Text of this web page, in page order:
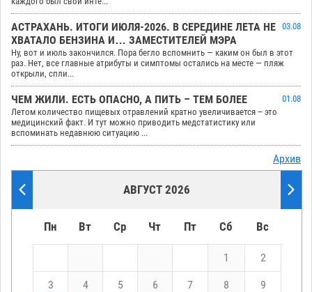
АСТРАХАНЬ. ИТОГИ ИЮЛЯ-2026. В СЕРЕДИНЕ ЛЕТА НЕ
ХВАТАЛО БЕНЗИНА И… ЗАМЕСТИТЕЛЕЙ МЭРА
03.08
Ну, вот и июль закончился. Пора бегло вспомнить — каким он был в этот
раз. Нет, все главные атрибуты и симптомы остались на месте — пляж
открыли, спли...
ЧЕМ ЖИЛИ. ЕСТЬ ОПАСНО, А ПИТЬ – ТЕМ БОЛЕЕ
01.08
Летом количество пищевых отравлений кратно увеличивается – это
медицинский факт. И тут можно приводить медстатистику или
вспоминать недавнюю ситуацию ...
Архив
АВГУСТ 2026
Пн Вт Ср Чт Пт Сб Вс
1 2
3 4 5 6 7 8 9